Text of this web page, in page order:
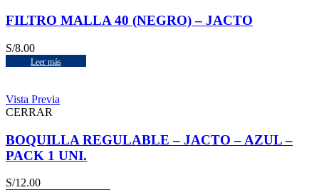
FILTRO MALLA 40 (NEGRO) – JACTO
S/8.00
Leer más
Vista Previa
CERRAR
BOQUILLA REGULABLE – JACTO – AZUL –
PACK 1 UNI.
S/12.00